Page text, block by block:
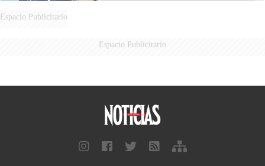
Espacio Publicitario
Espacio Publicitario